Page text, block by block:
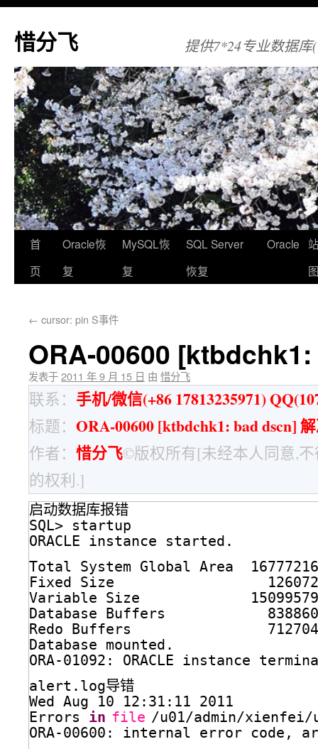
惜分飞 提供7*24专业数据库
首
页
Oracle恢
复
MySQL恢
复
SQL Server
恢复
Oracle
← cursor: pin S事件
ORA-00600
发表于2011 年 9 月 15 日 由 惜分飞
联系： 手机/微信(+86 17813235971)
标题： ORA-00600 [ktbdchk1: bad dscn]
作者： 惜分飞©版权所有[未经本人同意,
的权利.]
启动数据库报错
SQL> startup
ORACLE instance started.
Total System Global Area
Fixed Size
Variable Size
Database Buffers
Redo Buffers
Database mounted.
ORA-01092: ORACLE instance
alert.log导错
Wed Aug 10 12:31:11 2011
Errors in file /u01/admin/xienfei/
ORA-00600: internal error